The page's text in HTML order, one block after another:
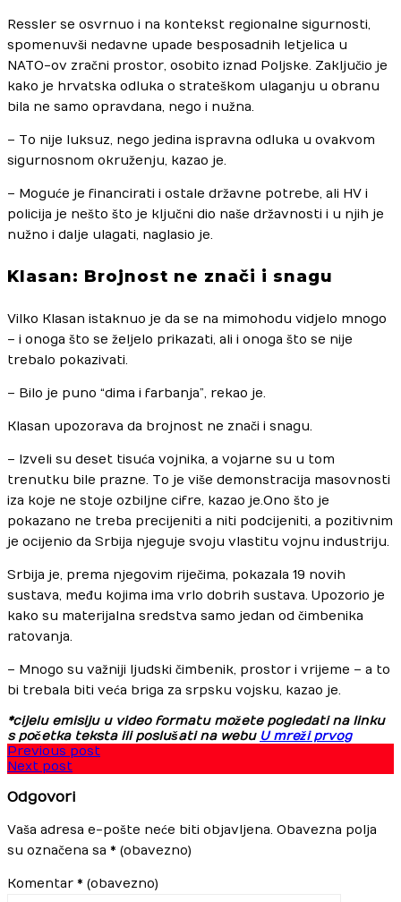
Ressler se osvrnuo i na kontekst regionalne sigurnosti,
spomenuvši nedavne upade besposadnih letjelica u
NATO-ov zračni prostor, osobito iznad Poljske. Zaključio je
kako je hrvatska odluka o strateškom ulaganju u obranu
bila ne samo opravdana, nego i nužna.
– To nije luksuz, nego jedina ispravna odluka u ovakvom
sigurnosnom okruženju, kazao je.
– Moguće je financirati i ostale državne potrebe, ali HV i
policija je nešto što je ključni dio naše državnosti i u njih je
nužno i dalje ulagati, naglasio je.
Klasan: Brojnost ne znači i snagu
Vilko Klasan istaknuo je da se na mimohodu vidjelo mnogo
– i onoga što se željelo prikazati, ali i onoga što se nije
trebalo pokazivati.
– Bilo je puno “dima i farbanja”, rekao je.
Klasan upozorava da brojnost ne znači i snagu.
– Izveli su deset tisuća vojnika, a vojarne su u tom
trenutku bile prazne. To je više demonstracija masovnosti
iza koje ne stoje ozbiljne cifre, kazao je. Ono što je
pokazano ne treba precijeniti a niti podcijeniti, a pozitivnim
je ocijenio da Srbija njeguje svoju vlastitu vojnu industriju.
Srbija je, prema njegovim riječima, pokazala 19 novih
sustava, među kojima ima vrlo dobrih sustava. Upozorio je
kako su materijalna sredstva samo jedan od čimbenika
ratovanja.
– Mnogo su važniji ljudski čimbenik, prostor i vrijeme – a to
bi trebala biti veća briga za srpsku vojsku, kazao je.
*cijelu emisiju u video formatu možete pogledati na linku
s početka teksta ili poslušati na webu U mreži prvog
Previous post
Next post
Odgovori
Vaša adresa e-pošte neće biti objavljena. Obavezna polja
su označena sa * (obavezno)
Komentar * (obavezno)